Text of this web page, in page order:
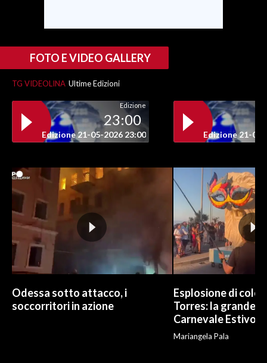
ANNUNCI
NECROLOGI
PUBBLICITÀ
STORE
FOTO E VIDEO GALLERY
TG VIDEOLINA Ultime Edizioni
Edizione
23:00
Edizione 21-05-2026 23:00 Edizione 21-05-
Odessa sotto attacco, i
soccorritori in azione
Esplosione di
Torres: la grande
Carnevale Estivo
Mariangela Pala